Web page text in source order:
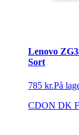
Lenovo
Sort
785 kr.På
CDON DK